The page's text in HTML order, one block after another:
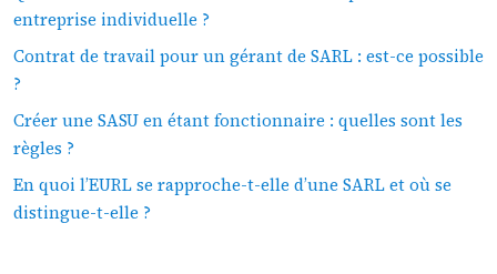
entreprise individuelle ?
Contrat de travail pour un gérant de SARL : est-ce possible
?
Créer une SASU en étant fonctionnaire : quelles sont les
règles ?
En quoi l’EURL se rapproche-t-elle d’une SARL et où se
distingue-t-elle ?